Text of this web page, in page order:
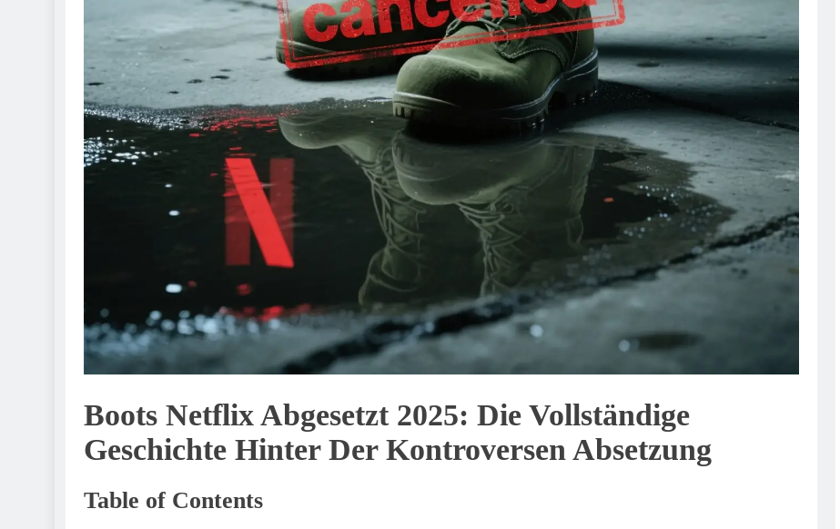
Boots Netflix Abgesetzt 2025: Die Vollständige
Geschichte Hinter Der Kontroversen Absetzung
Table of Contents